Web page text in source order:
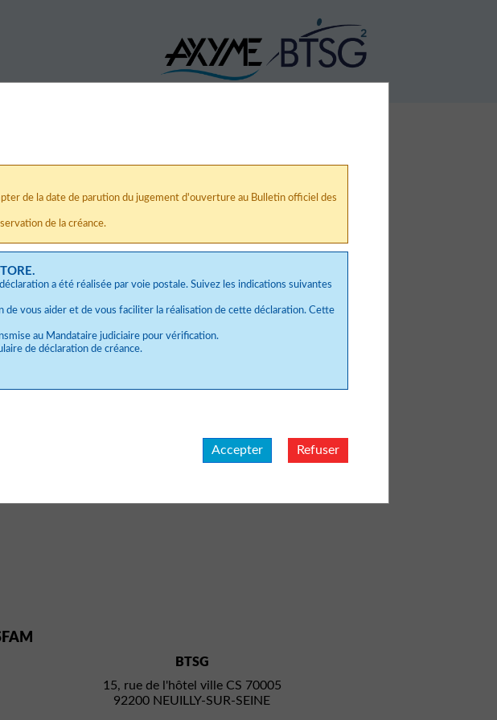
de la date de parution du jugement d'ouverture au Bulletin officiel des
de la créance.
a été réalisée par voie postale. Suivez les indications suivantes
vous aider et de vous faciliter la réalisation de cette déclaration. Cette
au Mandataire judiciaire pour vérification.
de déclaration de créance.
Accepter Refuser
BTSG
15, rue de l'hôtel ville CS 70005
92200 NEUILLY-SUR-SEINE